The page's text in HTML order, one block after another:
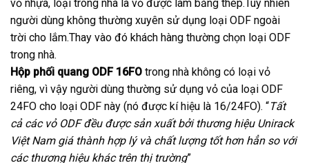
vỏ nhựa, loại trong nhà là vỏ được làm bằng thép.Tuy nhiên
người dùng không thường xuyên sử dụng loại ODF ngoài
trời cho lắm.Thay vào đó khách hàng thường chọn loại ODF
trong nhà.
Hộp phối quang ODF 16FO trong nhà không có loại vỏ
riêng, vì vậy người dùng thường sử dụng vỏ của loại ODF
24FO cho loại ODF này (nó được kí hiệu là 16/24FO). “Tất
cả các vỏ ODF đều được sản xuất bởi thương hiệu Unirack
Việt Nam giá thành hợp lý và chất lượng tốt hơn hẳn so với
các thương hiệu khác trên thị trường”